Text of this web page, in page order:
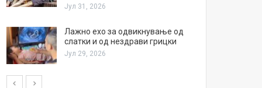
Јул 31, 2026
Лажно ехо за одвикнување од
слатки и од нездрави грицки
Јул 29, 2026